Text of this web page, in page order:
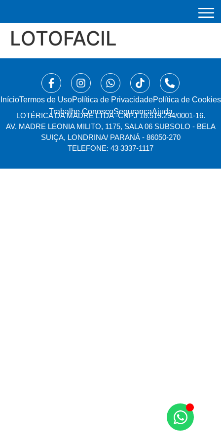
LOTOFACIL
Início⁠Termos de UsoPolítica de PrivacidadePolítica de Cookies
Trabalhe ConoscoSegurançaAjuda
LOTÉRICA DA MADRE LTDA -CNPJ 10.519.294/0001-16.
AV. MADRE LEONIA MILITO, 1175, SALA 06 SUBSOLO - BELA
SUIÇA, LONDRINA/ PARANÁ - 86050-270
TELEFONE: 43 3337-1117